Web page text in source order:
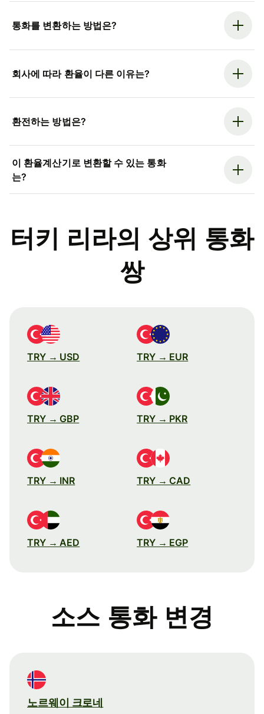
통화를 변환하는 방법은?
회사에 따라 환율이 다른 이유는?
환전하는 방법은?
이 환율계산기로 변환할 수 있는 통화
는?
터키 리라의 상위 통화
쌍
TRY → USD TRY → EUR
TRY → GBP TRY → PKR
TRY → INR TRY → CAD
TRY → AED TRY → EGP
소스 통화 변경
노르웨이 크로네